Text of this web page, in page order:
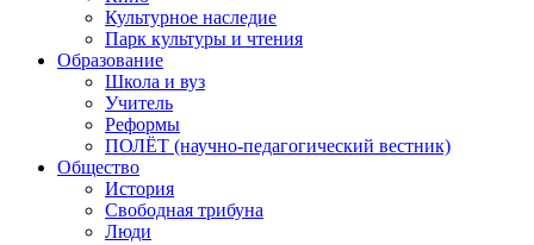
Культурное наследие
Парк культуры и чтения
Образование
Школа и вуз
Учитель
Реформы
ПОЛЁТ (научно-педагогический вестник)
Общество
История
Свободная трибуна
Люди